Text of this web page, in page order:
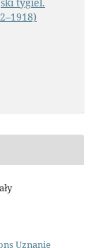
Uznanie